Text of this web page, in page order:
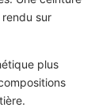
sur
plus